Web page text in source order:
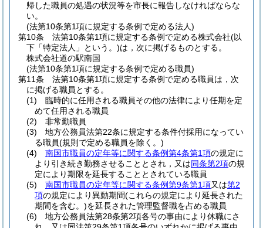
帰した職員の処遇の状況等を市長に報告しなければならな
い。
(法第10条第1項に規定する条例で定める法人)
第10条
法第10条第1項に規定する条例で定める株式会社(以
下「特定法人」という。)は，次に掲げるものとする。
株式会社道の駅南国
(法第10条第1項に規定する条例で定める職員)
第11条
法第10条第1項に規定する条例で定める職員は，次
に掲げる職員とする。
(1)
臨時的に任用される職員その他の法律により任期を定
めて任用される職員
(2)
非常勤職員
(3)
地方公務員法第22条に規定する条件付採用になってい
る職員(規則で定める職員を除く。)
(4)
南国市職員の定年等に関する条例第4条第1項の規定に
より引き続き勤務させることとされ，又は同条第2項の規
定により期限を延長することとされている職員
(5)
南国市職員の定年等に関する条例第9条第1項又は第2
項の規定により異動期間(これらの規定により延長された
期間を含む。)を延長された管理監督職を占める職員
(6)
地方公務員法第28条第2項各号の事由により休職にさ